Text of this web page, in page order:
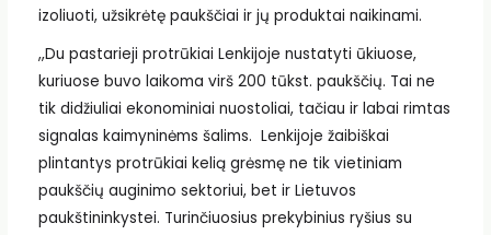
izoliuoti, užsikrėtę paukščiai ir jų produktai naikinami.
,,Du pastarieji protrūkiai Lenkijoje nustatyti ūkiuose,
kuriuose buvo laikoma virš 200 tūkst. paukščių. Tai ne
tik didžiuliai ekonominiai nuostoliai, tačiau ir labai rimtas
signalas kaimyninėms šalims. Lenkijoje žaibiškai
plintantys protrūkiai kelią grėsmę ne tik vietiniam
paukščių auginimo sektoriui, bet ir Lietuvos
paukštininkystei. Turinčiuosius prekybinius ryšius su